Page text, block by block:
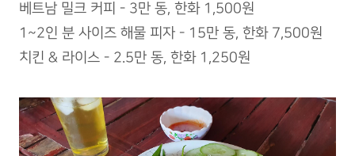
베트남 밀크 커피 - 3만 동, 한화 1,500원
1~2인 분 사이즈 해물 피자 - 15만 동, 한화 7,500원
치킨 & 라이스 - 2.5만 동, 한화 1,250원